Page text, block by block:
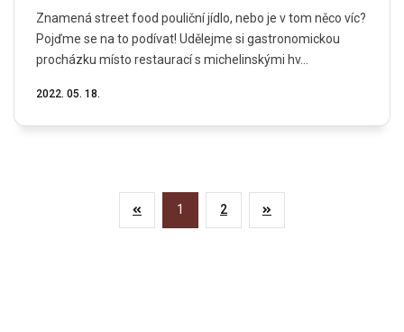
Znamená street food pouliční jídlo, nebo je v tom něco víc?
Pojďme se na to podívat! Udělejme si gastronomickou
procházku místo restaurací s michelinskými hv...
2022. 05. 18.
1 2